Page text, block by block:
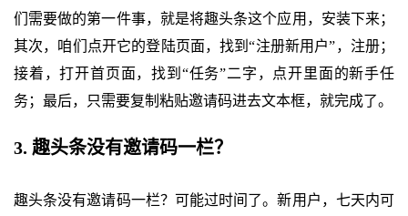
们需要做的第一件事，就是将趣头条这个应用，安装下来；
其次，咱们点开它的登陆页面，找到“注册新用户”，注册；
接着，打开首页面，找到“任务”二字，点开里面的新手任
务；最后，只需要复制粘贴邀请码进去文本框，就完成了。
3. 趣头条没有邀请码一栏？
趣头条没有邀请码一栏？可能过时间了。新用户，七天内可